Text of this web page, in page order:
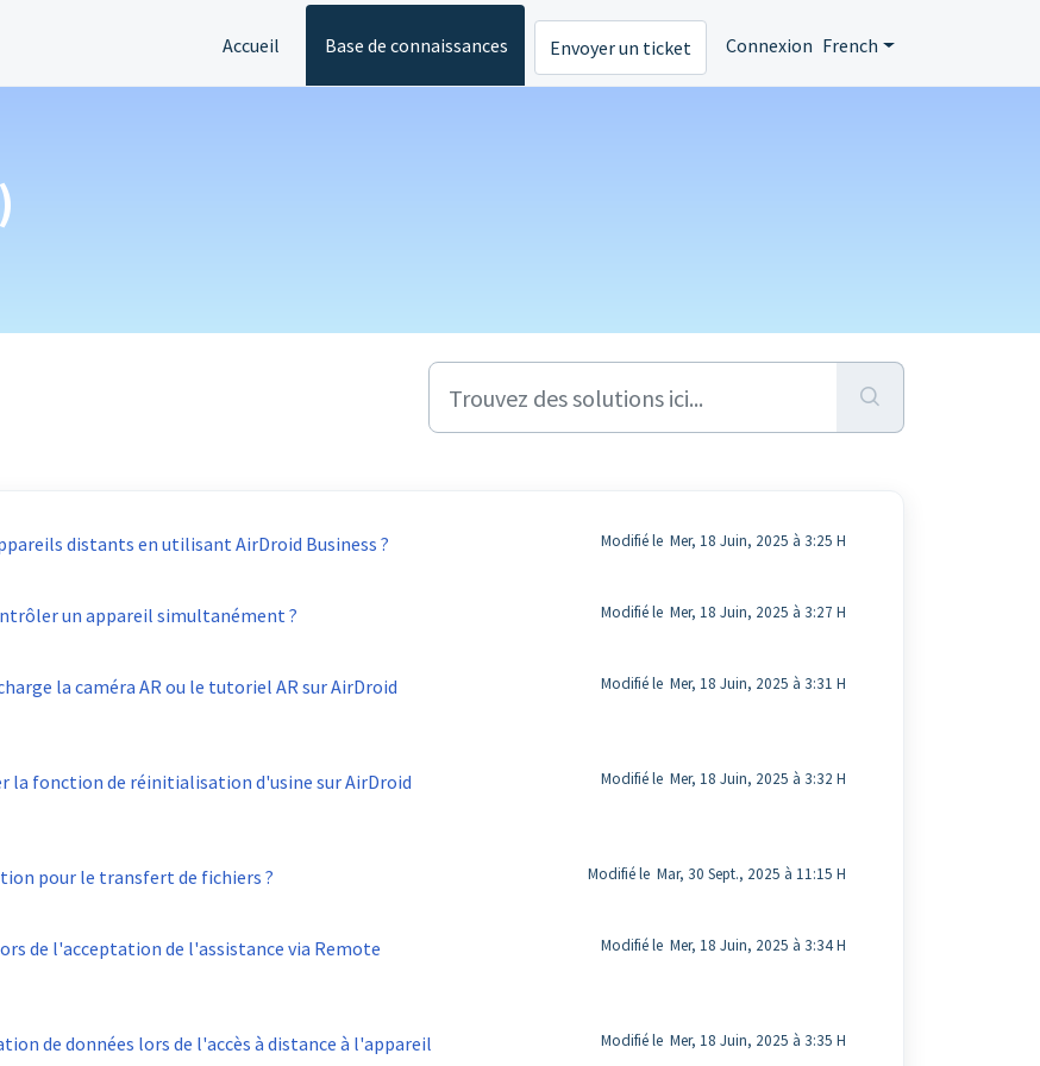
Accueil Base de connaissances Envoyer un ticket Connexion French
distants en utilisant AirDroid Business ? Modifié le Mer, 18 Juin, 2025 à 3:25 H
un appareil simultanément ? Modifié le Mer, 18 Juin, 2025 à 3:27 H
la caméra AR ou le tutoriel AR sur AirDroid
Modifié le Mer, 18 Juin, 2025 à 3:31 H
la fonction de réinitialisation d'usine sur AirDroid
Modifié le Mer, 18 Juin, 2025 à 3:32 H
pour le transfert de fichiers ? Modifié le Mar, 30 Sept., 2025 à 11:15 H
de l'acceptation de l'assistance via Remote
Modifié le Mer, 18 Juin, 2025 à 3:34 H
de données lors de l'accès à distance à l'appareil
Modifié le Mer, 18 Juin, 2025 à 3:35 H